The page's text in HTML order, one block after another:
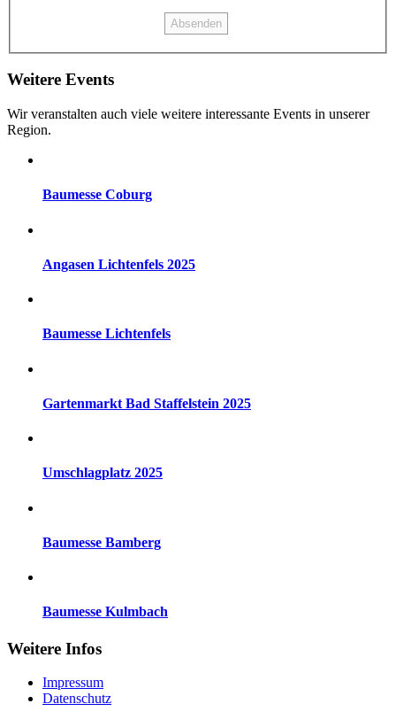
Weitere Events
Wir veranstalten auch viele weitere interessante Events in unserer
Region.
Baumesse Coburg
Angasen Lichtenfels 2025
Baumesse Lichtenfels
Gartenmarkt Bad Staffelstein 2025
Umschlagplatz 2025
Baumesse Bamberg
Baumesse Kulmbach
Weitere Infos
Impressum
Datenschutz